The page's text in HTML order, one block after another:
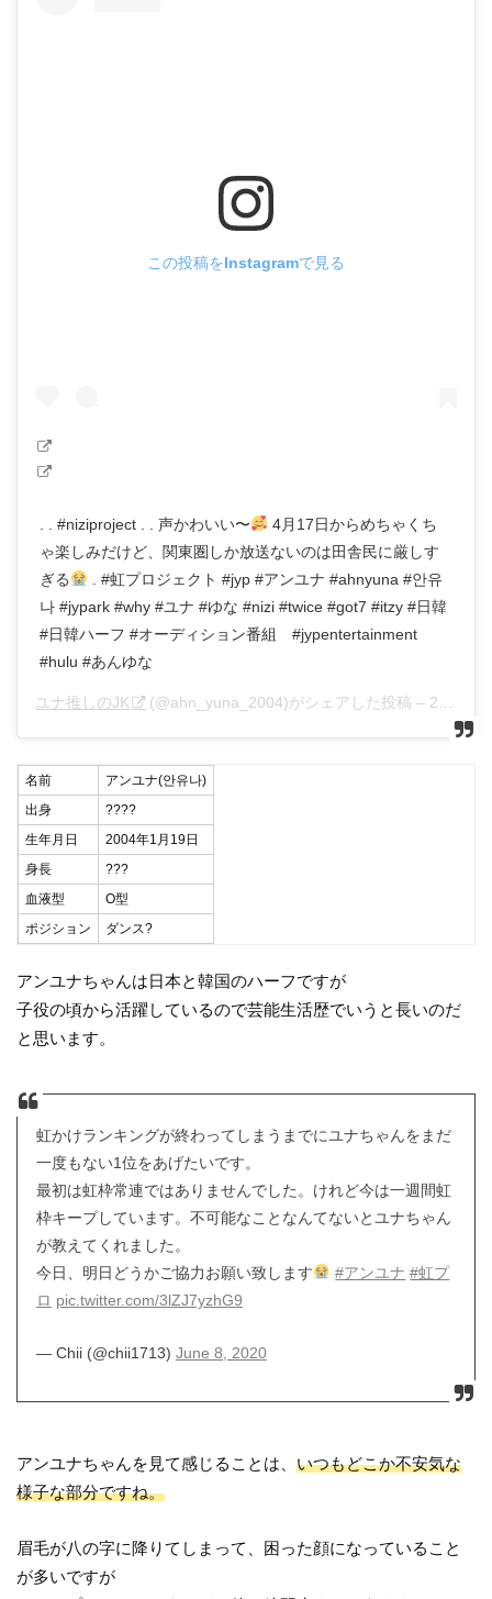
この投稿をInstagramで見る
. . #niziproject . . 声かわいい〜
4月17日からめちゃくち
ゃ楽しみだけど、関東圏しか放送ないのは田舎民に厳しす
ぎる
. #虹プロジェクト #jyp #アンユナ #ahnyuna #안유
나 #jypark #why #ユナ #ゆな #nizi #twice #got7 #itzy #日韓
#日韓ハーフ #オーディション番組 #jypentertainment
#hulu #あんゆな
ユナ推しのJK (@ahn_yuna_2004)がシェアした投稿 – 2020年 4月月13日午後8時21分PDT
名前
アンユナ(안유나)
出身
????
生年月日
2004年1月19日
身長
???
血液型
O型
ポジション
ダンス?
アンユナちゃんは日本と韓国のハーフですが
子役の頃から活躍しているので芸能生活歴でいうと長いのだ
と思います。
虹かけランキングが終わってしまうまでにユナちゃんをまだ
一度もない1位をあげたいです。
最初は虹枠常連ではありませんでした。けれど今は一週間虹
枠キープしています。不可能なことなんてないとユナちゃん
が教えてくれました。
今日、明日どうかご協力お願い致します
#アンユナ #虹プ
ロ pic.twitter.com/3lZJ7yzhG9
— Chii (@chii1713) June 8, 2020
アンユナちゃんを見て感じることは、いつもどこか不安気な
様子な部分ですね。
眉毛が八の字に降りてしまって、困った顔になっていること
が多いですが